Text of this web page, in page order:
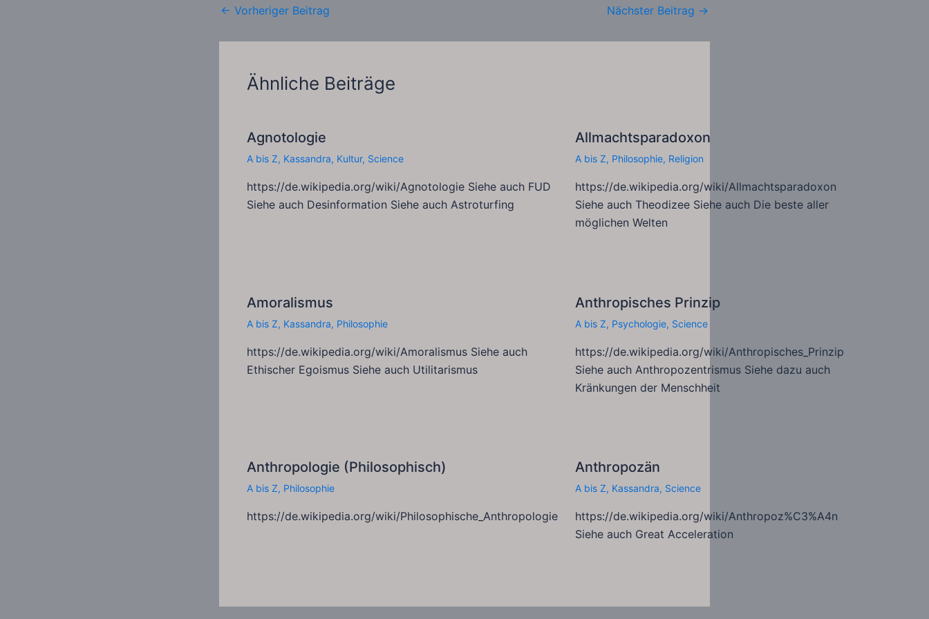
← Vorheriger Beitrag Nächster Beitrag →
Ähnliche Beiträge
Agnotologie
A bis Z, Kassandra, Kultur, Science
https://de.wikipedia.org/wiki/Agnotologie Siehe auch FUD
Siehe auch Desinformation Siehe auch Astroturfing
Allmachtsparadoxon
A bis Z, Philosophie, Religion
https://de.wikipedia.org/wiki/Allmachtsparadoxon
Siehe auch Theodizee Siehe auch Die beste aller
möglichen Welten
Amoralismus
A bis Z, Kassandra, Philosophie
https://de.wikipedia.org/wiki/Amoralismus Siehe auch
Ethischer Egoismus Siehe auch Utilitarismus
Anthropisches Prinzip
A bis Z, Psychologie, Science
https://de.wikipedia.org/wiki/Anthropisches_Prinzip
Siehe auch Anthropozentrismus Siehe dazu auch
Kränkungen der Menschheit
Anthropologie (Philosophisch)
A bis Z, Philosophie
https://de.wikipedia.org/wiki/Philosophische_Anthropologie
Anthropozän
A bis Z, Kassandra, Science
https://de.wikipedia.org/wiki/Anthropoz%C3%A4n
Siehe auch Great Acceleration